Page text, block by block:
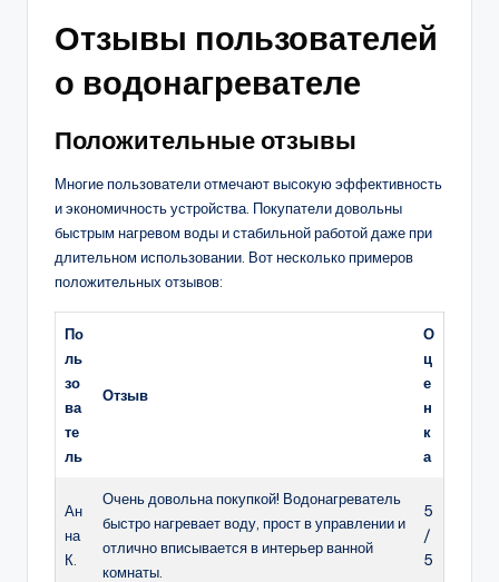
Отзывы пользователей
о водонагревателе
Положительные отзывы
Многие пользователи отмечают высокую эффективность
и экономичность устройства. Покупатели довольны
быстрым нагревом воды и стабильной работой даже при
длительном использовании. Вот несколько примеров
положительных отзывов:
По
ль
зо
ва
те
ль
Отзыв
О
ц
е
н
к
а
Ан
на
К.
Очень довольна покупкой! Водонагреватель
быстро нагревает воду, прост в управлении и
отлично вписывается в интерьер ванной
комнаты.
5
/
5